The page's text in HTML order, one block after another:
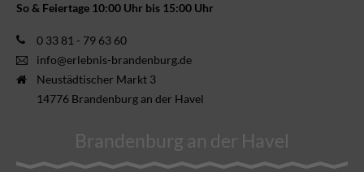
So & Feiertage 10:00 Uhr bis 15:00 Uhr
0 33 81 - 79 63 60
info@erlebnis-brandenburg.de
Neustädtischer Markt 3
14776 Brandenburg an der Havel
Brandenburg an der Havel